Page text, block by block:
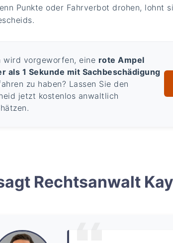
Punkte oder Fahrverbot drohen, lohnt
wird vorgeworfen, eine rote Ampel
als 1 Sekunde mit Sachbeschädigung
zu haben? Lassen Sie den
jetzt kostenlos anwaltlich
Rechtsanwalt